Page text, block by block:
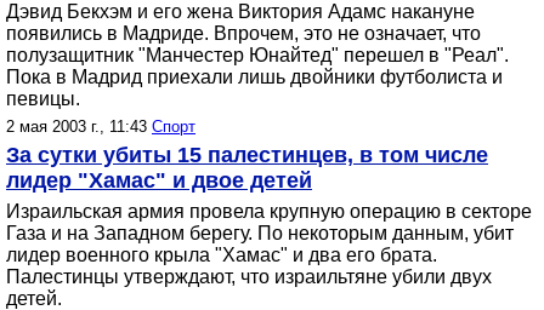
Дэвид Бекхэм и его жена Виктория Адамс накануне
появились в Мадриде. Впрочем, это не означает, что
полузащитник "Манчестер Юнайтед" перешел в "Реал".
Пока в Мадрид приехали лишь двойники футболиста и
певицы.
2 мая 2003 г., 11:43 Спорт
За сутки убиты 15 палестинцев, в том числе
лидер "Хамас" и двое детей
Израильская армия провела крупную операцию в секторе
Газа и на Западном берегу. По некоторым данным, убит
лидер военного крыла "Хамас" и два его брата.
Палестинцы утверждают, что израильтяне убили двух
детей.